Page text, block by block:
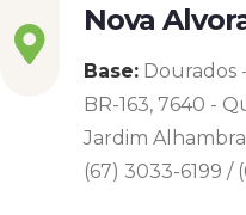
Nova
Base: Dourados
BR-163, 7640 -
Jardim Alhambra
(67) 3033-6199 /